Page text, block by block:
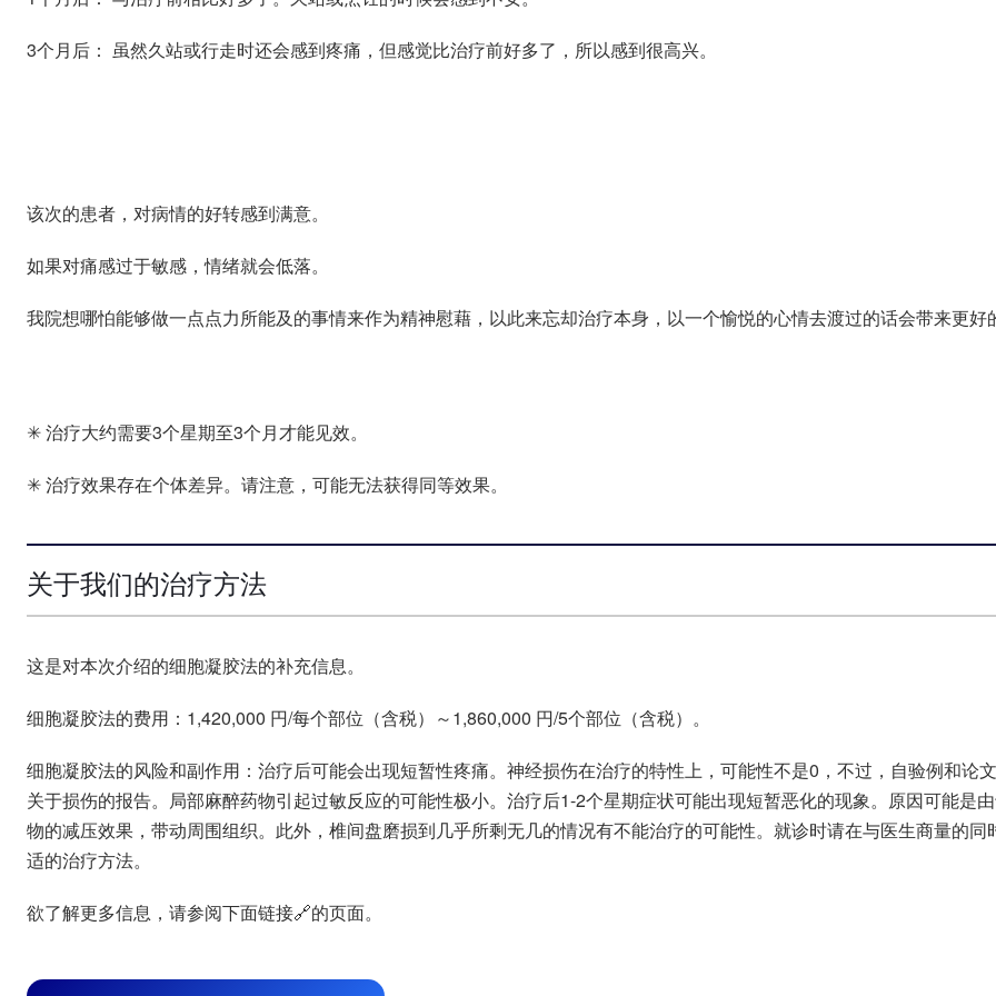
3个月后： 虽然久站或行走时还会感到疼痛，但感觉比治疗前好多了，所以感到很高兴。
该次的患者，对病情的好转感到满意。
如果对痛感过于敏感，情绪就会低落。
我院想哪怕能够做一点点力所能及的事情来作为精神慰藉，以此来忘却治疗本身，以一个愉悦的心情去渡过的话会带来更好
✳ 治疗大约需要3个星期至3个月才能见效。
✳ 治疗效果存在个体差异。请注意，可能无法获得同等效果。
关于我们的治疗方法
这是对本次介绍的细胞凝胶法的补充信息。
细胞凝胶法的费用：1,420,000 円/每个部位（含税）～1,860,000 円/5个部位（含税）。
细胞凝胶法的风险和副作用：治疗后可能会出现短暂性疼痛。神经损伤在治疗的特性上，可能性不是0，不过，自验例和论
关于损伤的报告。局部麻醉药物引起过敏反应的可能性极小。治疗后1-2个星期症状可能出现短暂恶化的现象。原因可能是
物的减压效果，带动周围组织。此外，椎间盘磨损到几乎所剩无几的情况有不能治疗的可能性。就诊时请在与医生商量的同
适的治疗方法。
欲了解更多信息，请参阅下面链接🔗的页面。